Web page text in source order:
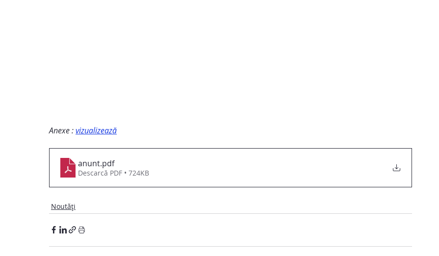
Anexe : vizualizează
anunt.pdf
Descarcă PDF • 724KB
Noutăți